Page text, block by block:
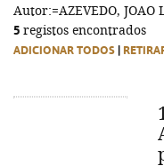
Autor:=AZEVEDO, JOAO
5 registos encontrados
ADICIONAR TODOS